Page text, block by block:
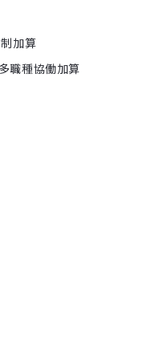
加算
職種協働加算